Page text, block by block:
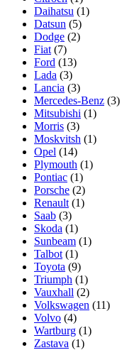
Daihatsu (1)
Datsun (5)
Dodge (2)
Fiat (7)
Ford (13)
Lada (3)
Lancia (3)
Mercedes-Benz (3)
Mitsubishi (1)
Morris (3)
Moskvitsh (1)
Opel (14)
Plymouth (1)
Pontiac (1)
Porsche (2)
Renault (1)
Saab (3)
Skoda (1)
Sunbeam (1)
Talbot (1)
Toyota (9)
Triumph (1)
Vauxhall (2)
Volkswagen (11)
Volvo (4)
Wartburg (1)
Zastava (1)